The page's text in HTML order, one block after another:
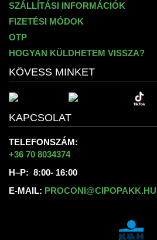
SZÁLLÍTÁSI INFORMÁCIÓK
FIZETÉSI MÓDOK
OTP
HOGYAN KÜLDHETEM VISSZA?
KÖVESS MINKET
KAPCSOLAT
TELEFONSZÁM:
+36 70 8034374
H–P: 8:00- 16:00
E-MAIL: PROCONI@CIPOPAKK.HU